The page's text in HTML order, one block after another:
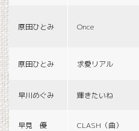
原田ひとみ Once
原田ひとみ 求愛リアル
早川めぐみ 輝きたいね
早見 優 CLASH（曲）